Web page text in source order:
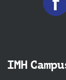
IMH